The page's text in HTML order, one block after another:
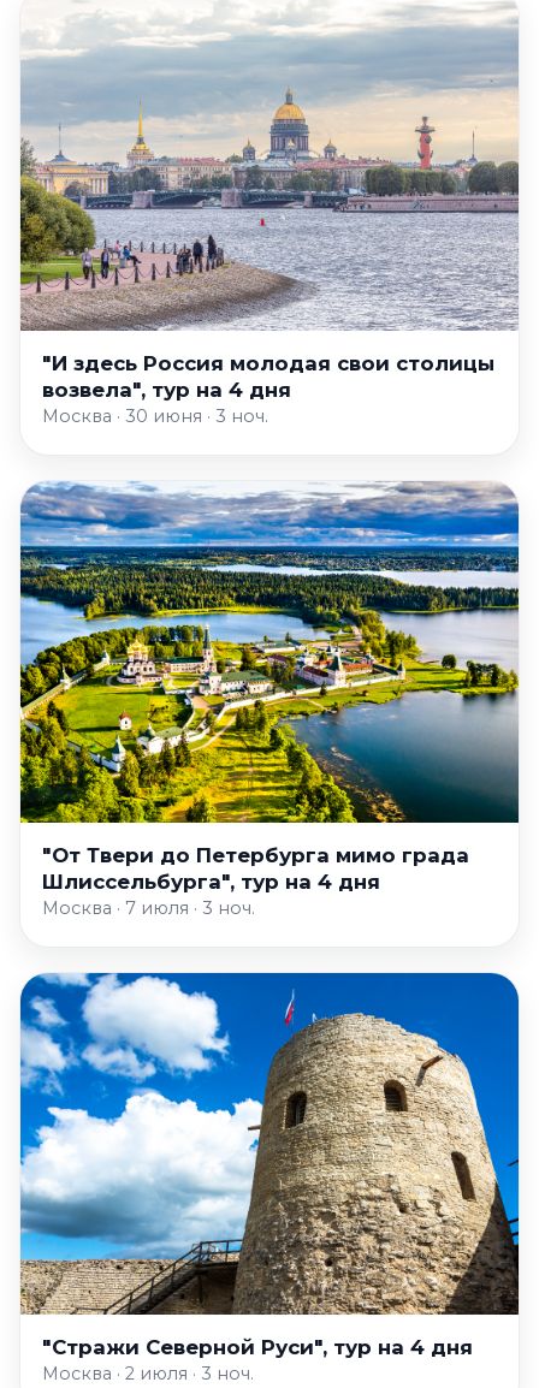
"И здесь Россия молодая свои столицы
возвела", тур на 4 дня
Москва · 30 июня · 3 ноч.
"От Твери до Петербурга мимо града
Шлиссельбурга", тур на 4 дня
Москва · 7 июля · 3 ноч.
"Стражи Северной Руси", тур на 4 дня
Москва · 2 июля · 3 ноч.